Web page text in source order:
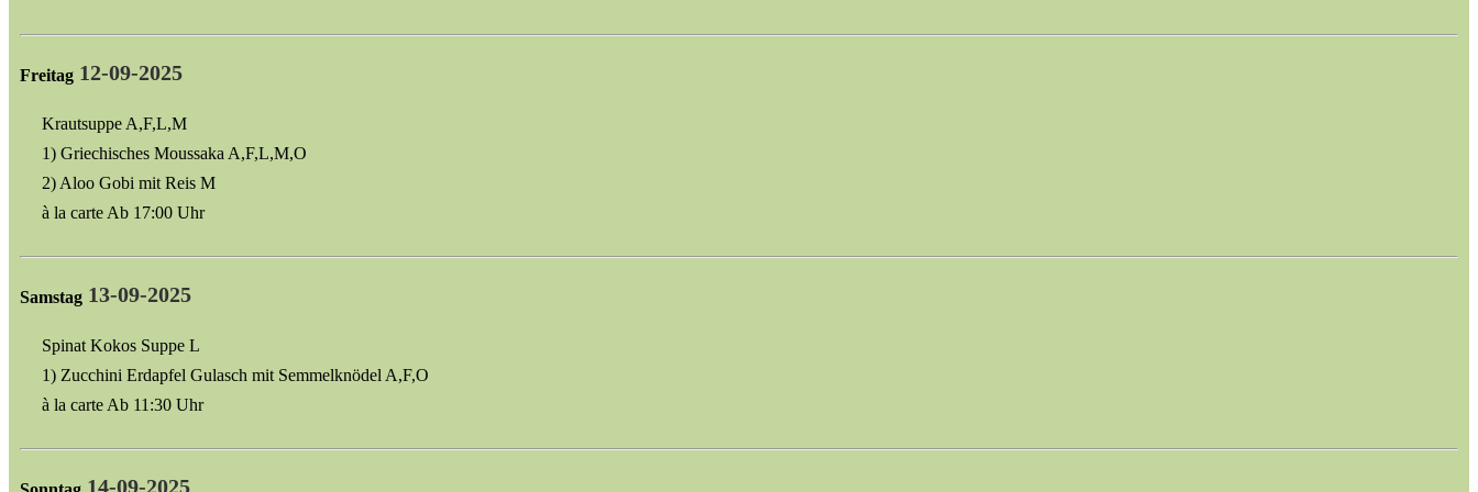
Freitag 12-09-2025
Krautsuppe A,F,L,M
1) Griechisches Moussaka A,F,L,M,O
2) Aloo Gobi mit Reis M
à la carte Ab 17:00 Uhr
Samstag 13-09-2025
Spinat Kokos Suppe L
1) Zucchini Erdapfel Gulasch mit Semmelknödel A,F,O
à la carte Ab 11:30 Uhr
14-09-2025